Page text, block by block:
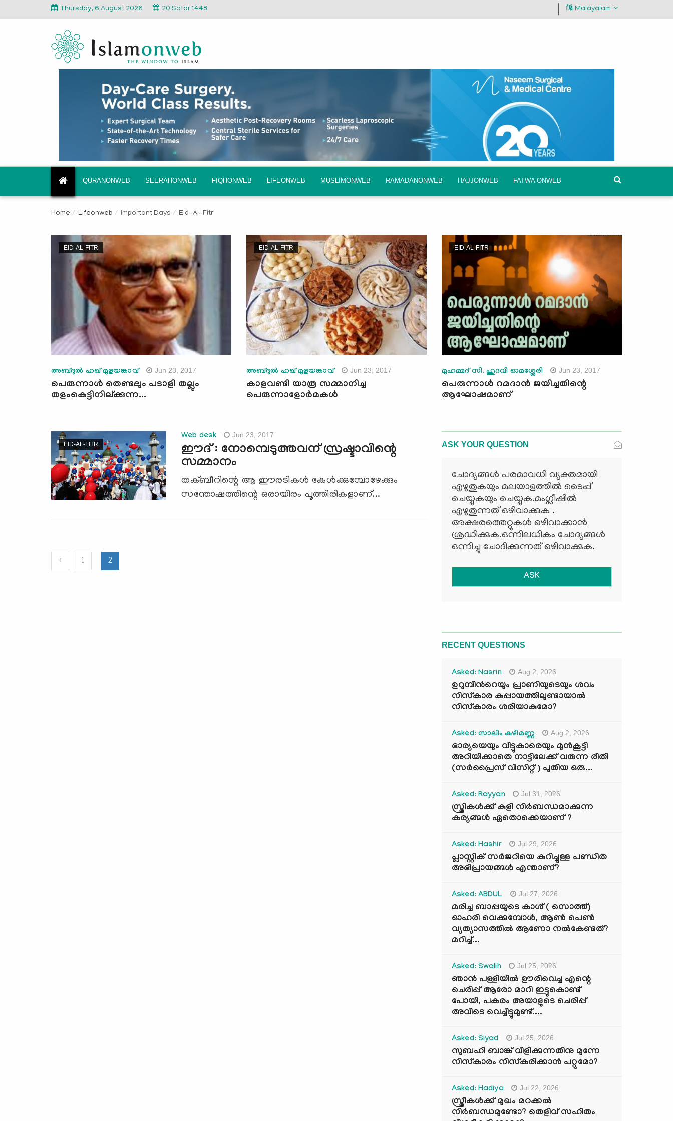
Thursday, 6 August 2026 20 Safar 1448 Malayalam
QURANONWEB SEERAHONWEB FIQHONWEB LIFEONWEB MUSLIMONWEB RAMADANONWEB HAJJONWEB FATWA ONWEB
Home Lifeonweb Important Days Eid-Al-Fitr
EID-AL-FITR
അബ്ദുല്‍ ഹഖ് മുളയങ്കാവ് Jun 23, 2017
പെരുന്നാള്‍ തെണ്ടലും പടാളി തല്ലും
തളംകെട്ടിനില്ക്കുന്ന...
EID-AL-FITR
അബ്ദുല്‍ ഹഖ് മുളയങ്കാവ് Jun 23, 2017
കാളവണ്ടി യാത്ര സമ്മാനിച്ച
പെരുന്നാളോര്‍മകള്‍
EID-AL-FITR
മുഹമ്മദ് സി. ഹുദവി ഓമശ്ശേരി Jun 23, 2017
പെരുന്നാള്‍ റമദാന്‍ ജയിച്ചതിന്റെ
ആഘോഷമാണ്
EID-AL-FITR
Web desk Jun 23, 2017
ഈദ് : നോമ്പെടുത്തവന് സ്രഷ്ടാവിന്റെ
സമ്മാനം
തക്ബീറിന്റെ ആ ഈരടികള്‍ കേള്‍ക്കുമ്പോഴേക്കും
സന്തോഷത്തിന്റെ ഒരായിരം പൂത്തിരികളാണ്...
‹ 1 2
ASK YOUR QUESTION
ചോദ്യങ്ങള്‍ പരമാവധി വ്യക്തമായി
എഴുതുകയും മലയാളത്തില്‍ ടൈപ്പ്
ചെയ്യുകയും ചെയ്യുക.മംഗ്ലീഷില്‍
എഴുതുന്നത് ഒഴിവാക്കുക .
അക്ഷരത്തെറ്റുകള്‍ ഒഴിവാക്കാന്‍
ശ്രദ്ധിക്കുക.ഒന്നിലധികം ചോദ്യങ്ങള്‍
ഒന്നിച്ചു ചോദിക്കുന്നത് ഒഴിവാക്കുക.
ASK
RECENT QUESTIONS
Asked: Nasrin Aug 2, 2026
ഉറുമ്പിന്‍റെയും പ്രാണിയുടെയും ശവം
നിസ്കാര കുപ്പായത്തിലുണ്ടായാൽ
നിസ്കാരം ശരിയാകുമോ?
Asked: സാലിം കുഴിമണ്ണ Aug 2, 2026
ഭാര്യയെയും വീട്ടുകാരെയും മുൻകൂട്ടി
അറിയിക്കാതെ നാട്ടിലേക്ക് വരുന്ന രീതി
(സർപ്രൈസ് വിസിറ്റ് ) പുതിയ ഒരു...
Asked: Rayyan Jul 31, 2026
സ്ത്രികൾക്ക് കുളി നിർബന്ധമാക്കുന്ന
കര്യങ്ങൾ ഏതൊക്കെയാണ് ?
Asked: Hashir Jul 29, 2026
പ്ലാസ്റ്റിക് സർജറിയെ കുറിച്ചുള്ള പണ്ഡിത
അഭിപ്രായങ്ങൾ എന്താണ്?
Asked: ABDUL Jul 27, 2026
മരിച്ച ബാപ്പയുടെ കാശ് ( സൊത്ത്)
ഓഹരി വെക്കുമ്പോൾ, ആണ്‍ പെണ്‍
വ്യത്യാസത്തില്‍ ആണോ നല്‍കേണ്ടത്?
മറിച്ച്...
Asked: Swalih Jul 25, 2026
ഞാൻ പള്ളിയിൽ ഊരിവെച്ച എന്റെ
ചെരിപ്പ് ആരോ മാറി ഇട്ടുകൊണ്ട്
പോയി, പകരം അയാളുടെ ചെരിപ്പ്
അവിടെ വെച്ചിട്ടുമുണ്ട്....
Asked: Siyad Jul 25, 2026
സുബഹി ബാങ്ക് വിളിക്കുന്നതിനു മുന്നേ
നിസ്കാരം നിസ്കരിക്കാൻ പറ്റുമോ?
Asked: Hadiya Jul 22, 2026
സ്ത്രീകൾക്ക് മുഖം മറക്കൽ
നിർബന്ധമുണ്ടോ? തെളിവ് സഹിതം